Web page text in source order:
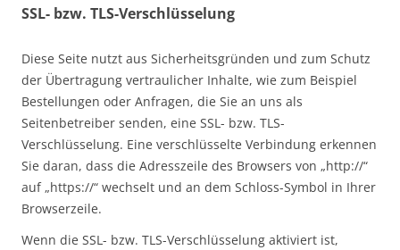
SSL- bzw. TLS-Verschlüsselung
Diese Seite nutzt aus Sicherheitsgründen und zum Schutz
der Übertragung vertraulicher Inhalte, wie zum Beispiel
Bestellungen oder Anfragen, die Sie an uns als
Seitenbetreiber senden, eine SSL- bzw. TLS-
Verschlüsselung. Eine verschlüsselte Verbindung erkennen
Sie daran, dass die Adresszeile des Browsers von „http://“
auf „https://“ wechselt und an dem Schloss-Symbol in Ihrer
Browserzeile.
Wenn die SSL- bzw. TLS-Verschlüsselung aktiviert ist,